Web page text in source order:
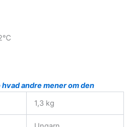
andre mener om den
1,3 kg